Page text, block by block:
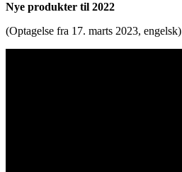
Nye produkter til 2022
(Optagelse fra 17. marts 2023, engelsk)